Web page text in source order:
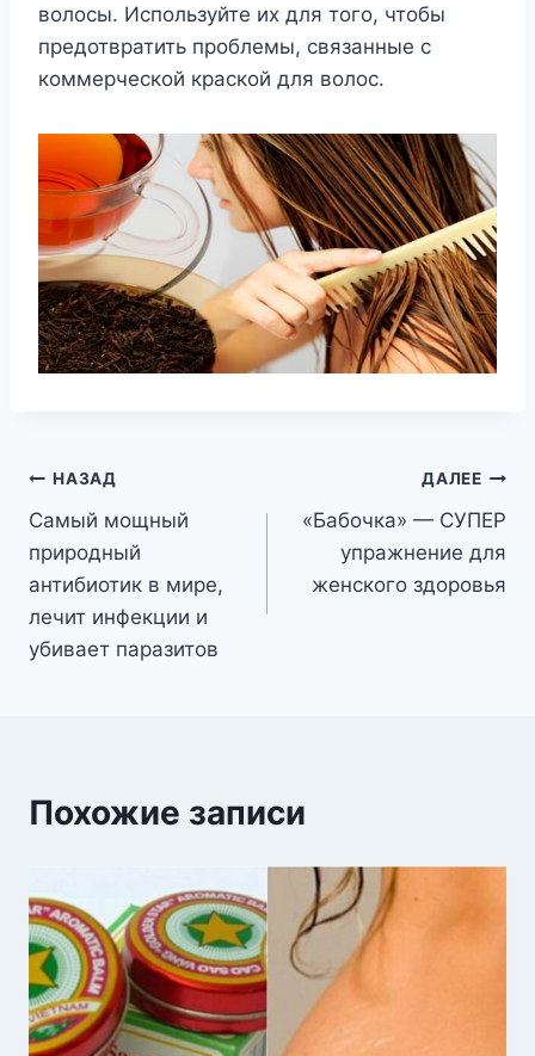
волосы. Используйте их для того, чтобы
предотвратить проблемы, связанные с
коммерческой краской для волос.
Навигация
по
записям
НАЗАД
Самый мощный
природный
антибиотик в мире,
лечит инфекции и
убивает паразитов
ДАЛЕЕ
«Бабочка» — СУПЕР
упражнение для
женского здоровья
Похожие записи